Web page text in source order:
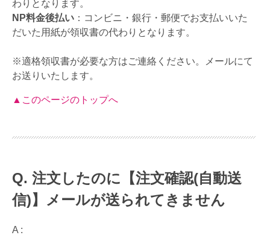
わりとなります。
NP料金後払い ：コンビニ・銀行・郵便でお支払いいた
だいた用紙が領収書の代わりとなります。
※適格領収書が必要な方はご連絡ください。メールにて
お送りいたします。
▲このページのトップへ
注文したのに【注文確認(自動送
信)】メールが送られてきません
A :